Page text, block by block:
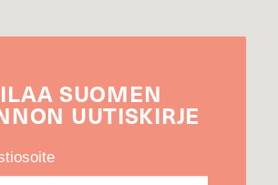
SUOMEN
UUTIS­KIRJE